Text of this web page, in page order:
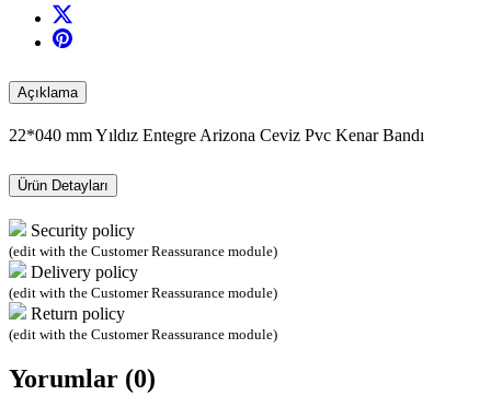
Açıklama
22*040 mm Yıldız Entegre Arizona Ceviz Pvc Kenar Bandı
Ürün Detayları
Security policy
(edit with the Customer Reassurance module)
Delivery policy
(edit with the Customer Reassurance module)
Return policy
(edit with the Customer Reassurance module)
Yorumlar (0)